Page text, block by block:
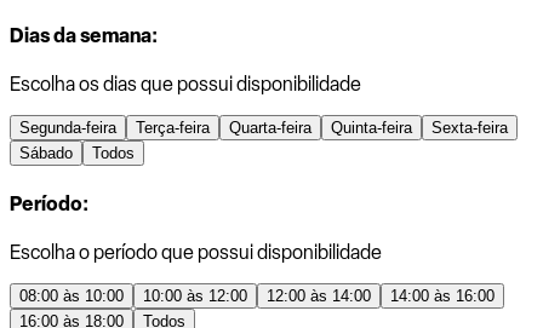
Dias da semana:
Escolha os dias que possui disponibilidade
Segunda-feira Terça-feira Quarta-feira Quinta-feira
Sexta-feira
Sábado
Todos
Período:
Escolha o período que possui disponibilidade
08:00 às 10:00 10:00 às 12:00 12:00 às 14:00
14:00 às 16:00
16:00 às 18:00
Todos